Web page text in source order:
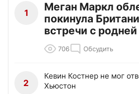
1
Меган Маркл
покинула
встречи с родней
706 Обсудить
2
Кевин Костнер не мог
Хьюстон